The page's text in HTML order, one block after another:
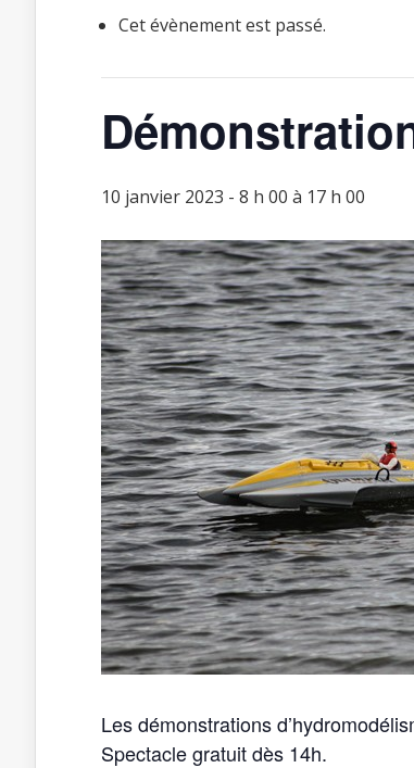
Cet évènement est passé.
10 janvier 2023 - 8 h 00 à 17 h 00
Les démonstrations
Spectacle gratuit dès 14h.